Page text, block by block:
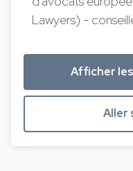
Lawyers) -
Afficher
Aller